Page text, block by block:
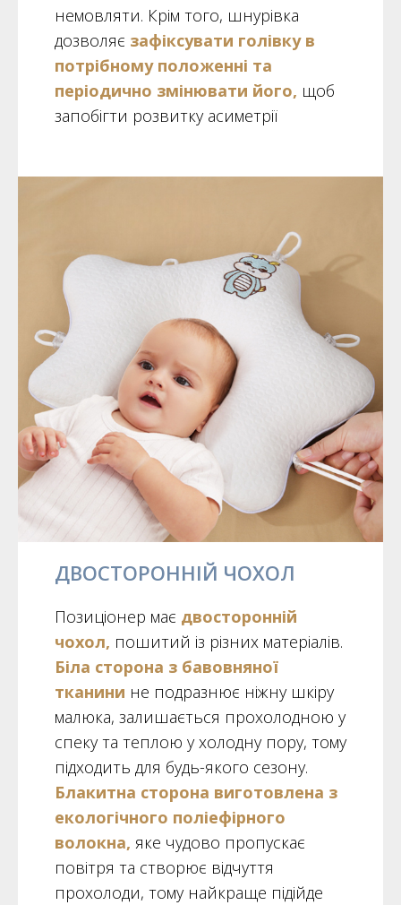
немовляти. Крім того, шнурівка
дозволяє зафіксувати голівку в
потрібному положенні та
періодично змінювати його, щоб
запобігти розвитку асиметрії
ДВОСТОРОННІЙ ЧОХОЛ
Позиціонер має двосторонній
чохол, пошитий із різних матеріалів.
Біла сторона з бавовняної
тканини не подразнює ніжну шкіру
малюка, залишається прохолодною у
спеку та теплою у холодну пору, тому
підходить для будь-якого сезону.
Блакитна сторона виготовлена з
екологічного поліефірного
волокна, яке чудово пропускає
повітря та створює відчуття
прохолоди, тому найкраще підійде